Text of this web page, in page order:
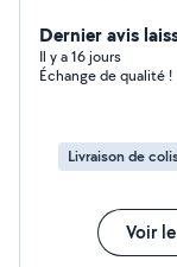
Dernier avis
Il y a 16 jours
Échange de qualité !
Livraison de
Voir